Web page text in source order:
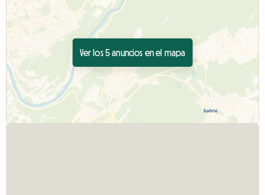
Ver los 5 anuncios en el mapa